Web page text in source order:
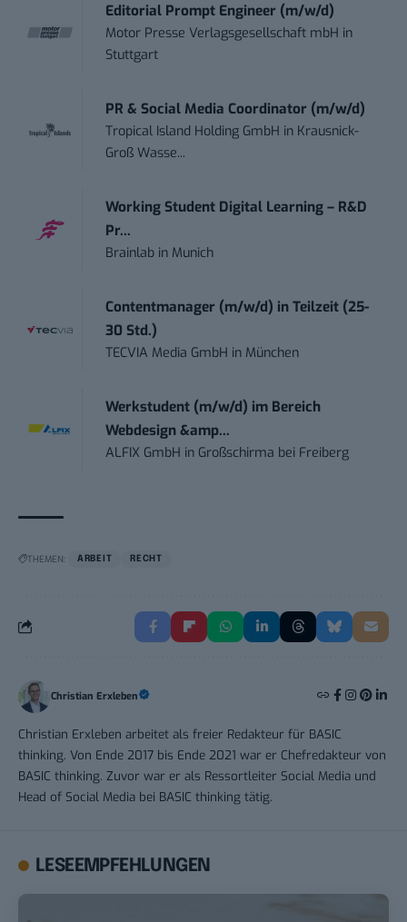
Editorial Prompt Engineer (m/w/d)
Motor Presse Verlagsgesellschaft mbH in
Stuttgart
PR & Social Media Coordinator (m/w/d)
Tropical Island Holding GmbH in Krausnick-
Groß Wasse...
Working Student Digital Learning – R&D
Pr...
Brainlab in Munich
Contentmanager (m/w/d) in Teilzeit (25-
30 Std.)
TECVIA Media GmbH in München
Werkstudent (m/w/d) im Bereich
Webdesign &amp...
ALFIX GmbH in Großschirma bei Freiberg
THEMEN: ARBEIT RECHT
Christian Erxleben
Christian Erxleben arbeitet als freier Redakteur für BASIC
thinking. Von Ende 2017 bis Ende 2021 war er Chefredakteur von
BASIC thinking. Zuvor war er als Ressortleiter Social Media und
Head of Social Media bei BASIC thinking tätig.
LESEEMPFEHLUNGEN